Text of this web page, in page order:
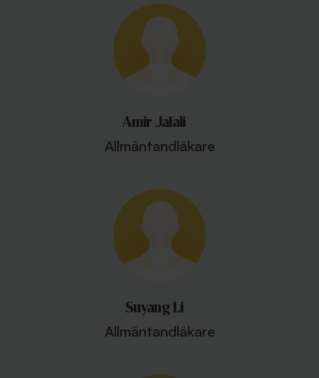
Amir Jalali
Allmäntandläkare
Suyang Li
Allmäntandläkare